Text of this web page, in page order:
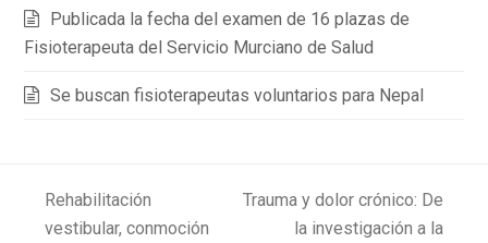
Publicada la fecha del examen de 16 plazas de
Fisioterapeuta del Servicio Murciano de Salud
Se buscan fisioterapeutas voluntarios para Nepal
Rehabilitación
vestibular, conmoción
Trauma y dolor crónico: De
la investigación a la